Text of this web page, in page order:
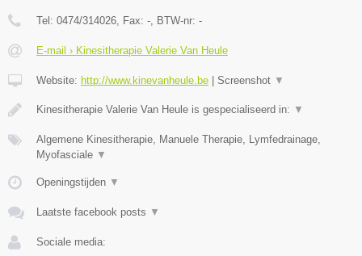
Tel: 0474/314026 , Fax: - , BTW-nr: -
E-mail › Kinesitherapie Valerie Van Heule
Website: http://www.kinevanheule.be Screenshot ▼
Kinesitherapie Valerie Van Heule is gespecialiseerd in: ▼
Algemene Kinesitherapie, Manuele Therapie, Lymfedrainage,
Myofasciale ▼
Openingstijden ▼
Laatste facebook posts ▼
Sociale media: